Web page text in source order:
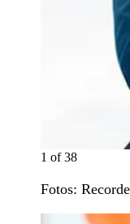
1 of38
Fotos: